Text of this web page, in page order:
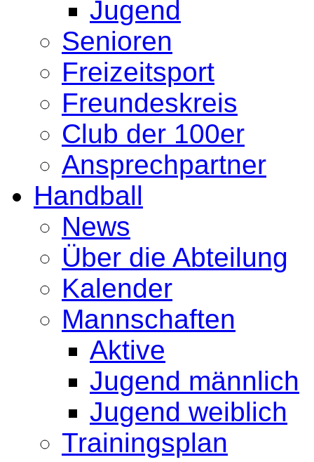
Jugend
Senioren
Freizeitsport
Freundeskreis
Club der 100er
Ansprechpartner
Handball
News
Über die Abteilung
Kalender
Mannschaften
Aktive
Jugend männlich
Jugend weiblich
Trainingsplan